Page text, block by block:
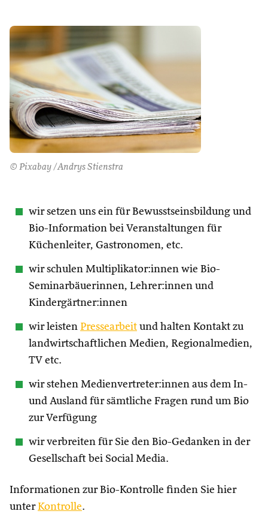
© Pixabay /Andrys Stienstra
wir setzen uns ein für Bewusstseinsbildung und
Bio-Information bei Veranstaltungen für
Küchenleiter, Gastronomen, etc.
wir schulen Multiplikator:innen wie Bio-
Seminarbäuerinnen, Lehrer:innen und
Kindergärtner:innen
wir leisten Pressearbeit und halten Kontakt zu
landwirtschaftlichen Medien, Regionalmedien,
TV etc.
wir stehen Medienvertreter:innen aus dem In-
und Ausland für sämtliche Fragen rund um Bio
zur Verfügung
wir verbreiten für Sie den Bio-Gedanken in der
Gesellschaft bei Social Media.
Informationen zur Bio-Kontrolle finden Sie hier
unterKontrolle.